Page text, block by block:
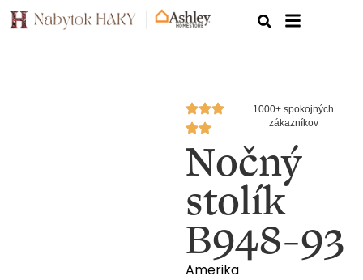
1000+ spokojných
zákazníkov
Nočný
stolík
B948-93
Amerika